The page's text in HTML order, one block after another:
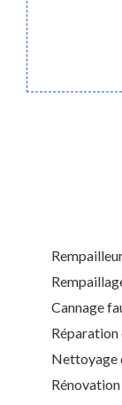
Cannage
Réparation
Nettoyage